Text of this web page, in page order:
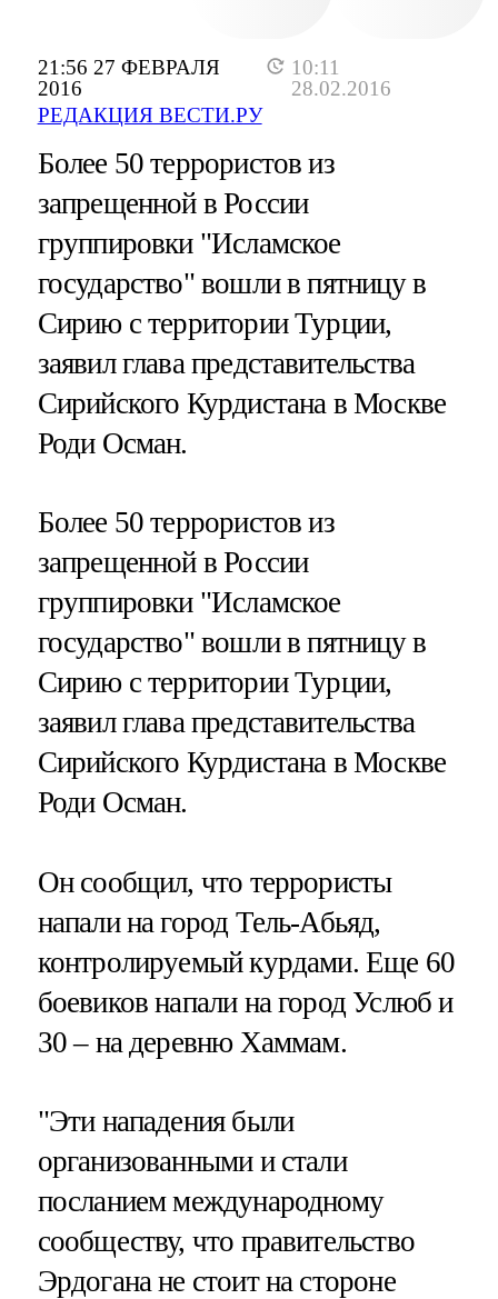
21:56 27 ФЕВРАЛЯ
2016
10:11
28.02.2016
РЕДАКЦИЯ ВЕСТИ.РУ
Более 50 террористов из
запрещенной в России
группировки "Исламское
государство" вошли в пятницу в
Сирию с территории Турции,
заявил глава представительства
Сирийского Курдистана в Москве
Роди Осман.
Более 50 террористов из
запрещенной в России
группировки "Исламское
государство" вошли в пятницу в
Сирию с территории Турции,
заявил глава представительства
Сирийского Курдистана в Москве
Роди Осман.
Он сообщил, что террористы
напали на город Тель-Абьяд,
контролируемый курдами. Еще 60
боевиков напали на город Услюб и
30 – на деревню Хаммам.
"Эти нападения были
организованными и стали
посланием международному
сообществу, что правительство
Эрдогана не стоит на стороне